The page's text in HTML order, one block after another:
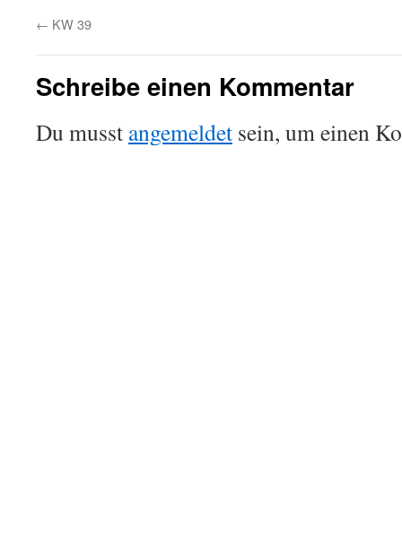
← KW 39
Schreibe einen Kommentar
Du musst angemeldet sein, um einen